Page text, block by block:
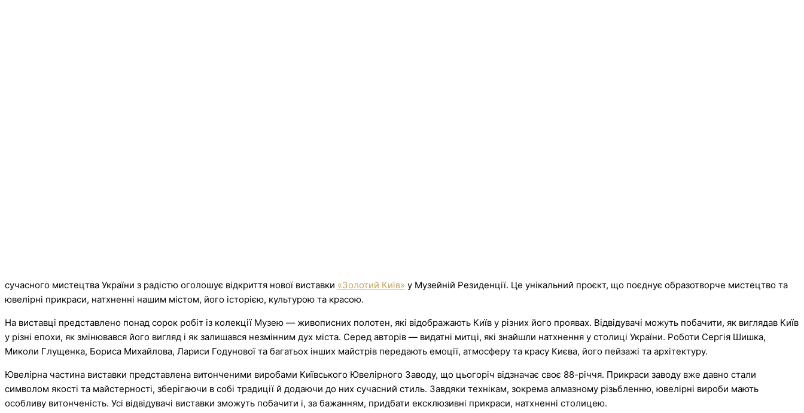
сучасного мистецтва України з радістю оголошує відкриття нової виставки «Золотий Київ» у Музейній Резиденції. Це унікальний проєкт, що поєднує образотворче мистецтво та
ювелірні прикраси, натхненні нашим містом, його історією, культурою та красою.
На виставці представлено понад сорок робіт із колекції Музею — живописних полотен, які відображають Київ у різних його проявах. Відвідувачі можуть побачити, як виглядав Київ
у різні епохи, як змінювався його вигляд і як залишався незмінним дух міста. Серед авторів — видатні митці, які знайшли натхнення у столиці України. Роботи Сергія Шишка,
Миколи Глущенка, Бориса Михайлова, Лариси Годунової та багатьох інших майстрів передають емоції, атмосферу та красу Києва, його пейзажі та архітектуру.
Ювелірна частина виставки представлена витонченими виробами Київського Ювелірного Заводу, що цьогоріч відзначає своє 88-річчя. Прикраси заводу вже давно стали
символом якості та майстерності, зберігаючи в собі традиції й додаючи до них сучасний стиль. Завдяки технікам, зокрема алмазному різьбленню, ювелірні вироби мають
особливу витонченість. Усі відвідувачі виставки зможуть побачити і, за бажанням, придбати ексклюзивні прикраси, натхненні столицею.